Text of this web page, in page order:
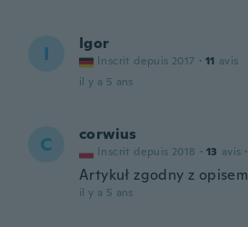
I Igor
Inscrit depuis 2017 · 11 avis
il y a 5 ans
C corwius
Inscrit depuis 2018 · 13 avis ·
Artykuł zgodny z opisem
il y a 5 ans